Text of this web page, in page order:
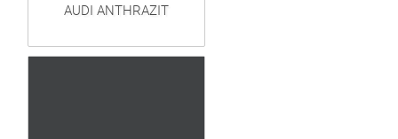
AUDI ANTHRAZIT